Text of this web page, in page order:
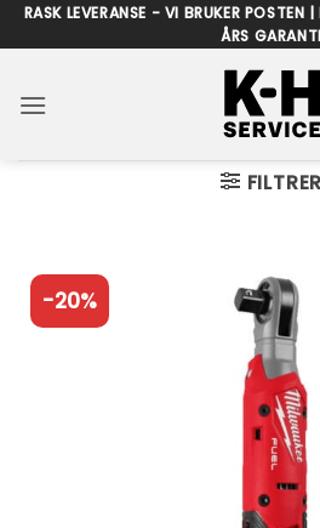
Skip
to
RASK LEVERANSE - VI BRUKER POSTEN
ÅRS GARANTI
FILTRER
-20%